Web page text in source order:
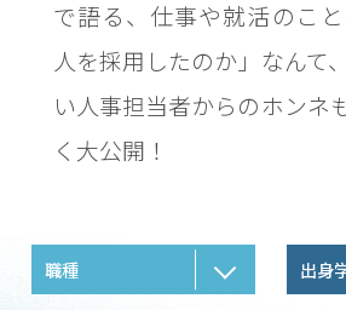
で語る、仕事や就活のこ
人を採用したのか」なんて
い人事担当者からのホンネ
く大公開！
職種 出身